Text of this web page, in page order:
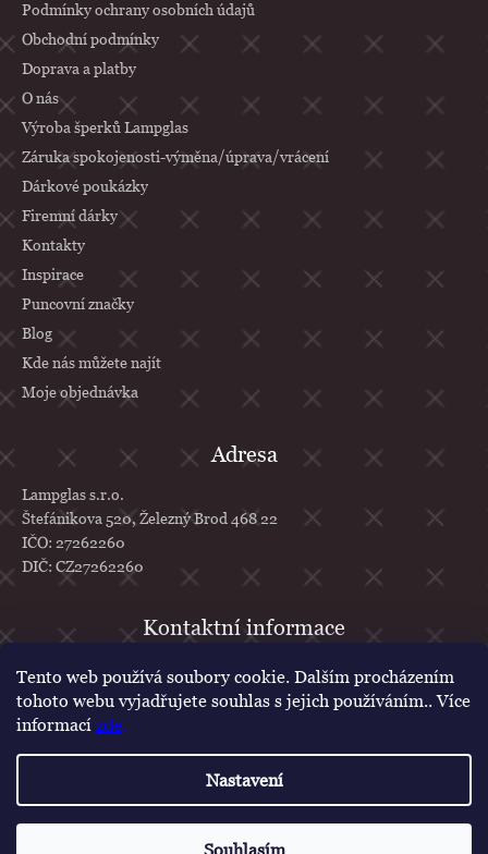
Tento web používá soubory cookie. Dalším procházením
tohoto webu vyjadřujete souhlas s jejich používáním.. Více
informací zde.
Nastavení
Souhlasím
a
í
Podmínky ochrany osobních údajů
Obchodní podmínky
Doprava a platby
O nás
Výroba šperků Lampglas
Záruka spokojenosti-výměna/úprava/vrácení
Dárkové poukázky
Firemní dárky
Kontakty
Inspirace
Puncovní značky
Blog
Kde nás můžete najít
Moje objednávka
Adresa
Lampglas s.r.o.
Štefánikova 520, Železný Brod 468 22
IČO: 27262260
DIČ: CZ27262260
info@lampglas.cz
+420 777 610 707
lampglascz
. Všechna práva vyhrazena.